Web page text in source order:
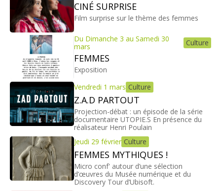
CINÉ SURPRISE
Film surprise sur le thème des femmes
Du Dimanche 3 au Samedi 30
mars
Culture
FEMMES
Exposition
Vendredi 1 mars Culture
Z.A.D PARTOUT
Projection-débat : un épisode de la série
documentaire UTOPIE.S En présence du
réalisateur Henri Poulain
Jeudi 29 février Culture
FEMMES MYTHIQUES !
Micro conf' autour d’une sélection
d’œuvres du Musée numérique et du
Discovery Tour d’Ubisoft.